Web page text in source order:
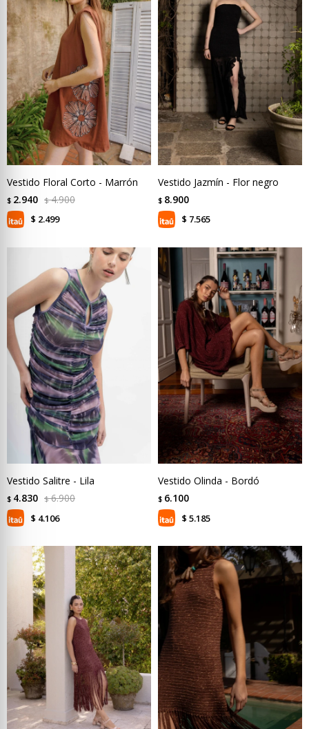
Vestido Floral Corto - Marrón
$ 2.940 $ 4.900
$ 2.499
Vestido Jazmín - Flor negro
$ 8.900
$ 7.565
Vestido Salitre - Lila
$ 4.830 $ 6.900
$ 4.106
Vestido Olinda - Bordó
$ 6.100
$ 5.185